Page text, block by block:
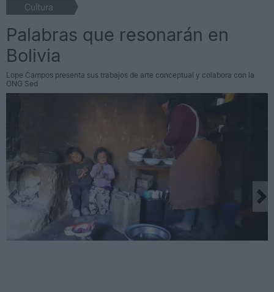
Cultura
Palabras que resonarán en
Bolivia
Lope Campos presenta sus trabajos de arte conceptual y colabora con la
ONG Sed